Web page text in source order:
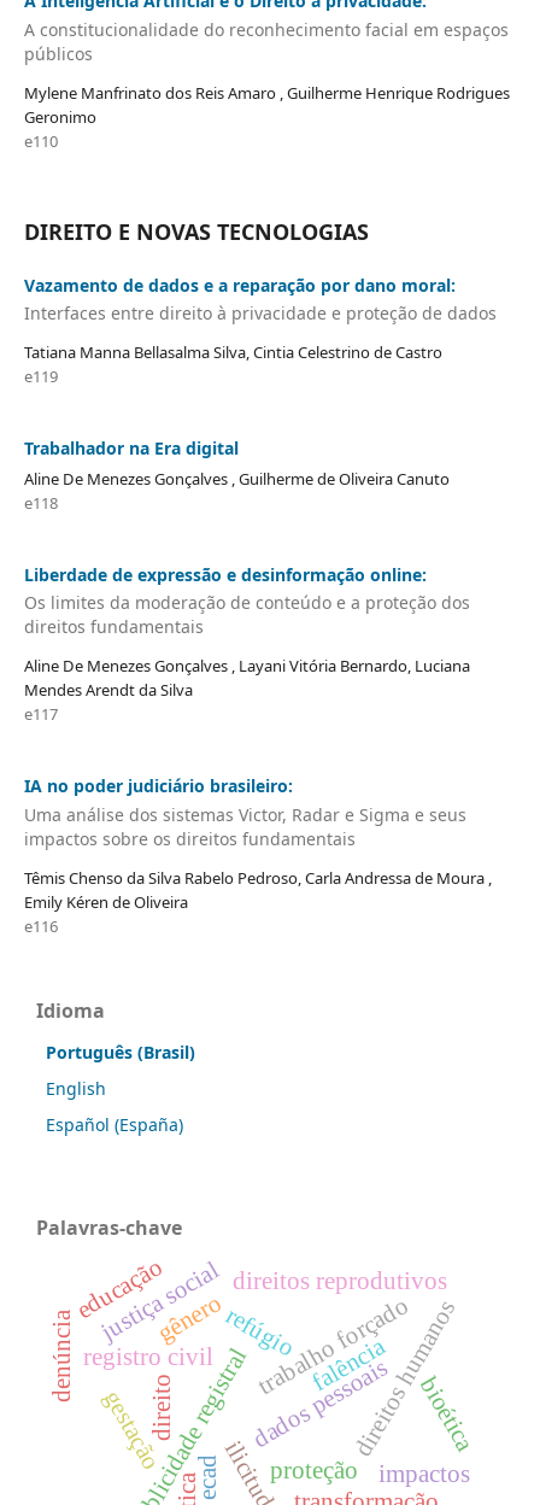
A constitucionalidade do reconhecimento facial em espaços
públicos
Mylene Manfrinato dos Reis Amaro , Guilherme Henrique Rodrigues
Geronimo
e110
DIREITO E NOVAS TECNOLOGIAS
Vazamento de dados e a reparação por dano moral:
Interfaces entre direito à privacidade e proteção de dados
Tatiana Manna Bellasalma Silva, Cintia Celestrino de Castro
e119
Trabalhador na Era digital
Aline De Menezes Gonçalves , Guilherme de Oliveira Canuto
e118
Liberdade de expressão e desinformação online:
Os limites da moderação de conteúdo e a proteção dos
direitos fundamentais
Aline De Menezes Gonçalves , Layani Vitória Bernardo, Luciana
Mendes Arendt da Silva
e117
IA no poder judiciário brasileiro:
Uma análise dos sistemas Victor, Radar e Sigma e seus
impactos sobre os direitos fundamentais
Têmis Chenso da Silva Rabelo Pedroso, Carla Andressa de Moura ,
Emily Kéren de Oliveira
e116
Idioma
Português (Brasil)
English
Español (España)
Palavras-chave
dados pessoais
publicidade registral
registro civil refúgio direitos humanos
trabalho forçado
gestação
ilicitudeproteção
justiça social
bioética
impactos
direitos reprodutivos
educação
ecad
falência
gênero
denúncia
direito